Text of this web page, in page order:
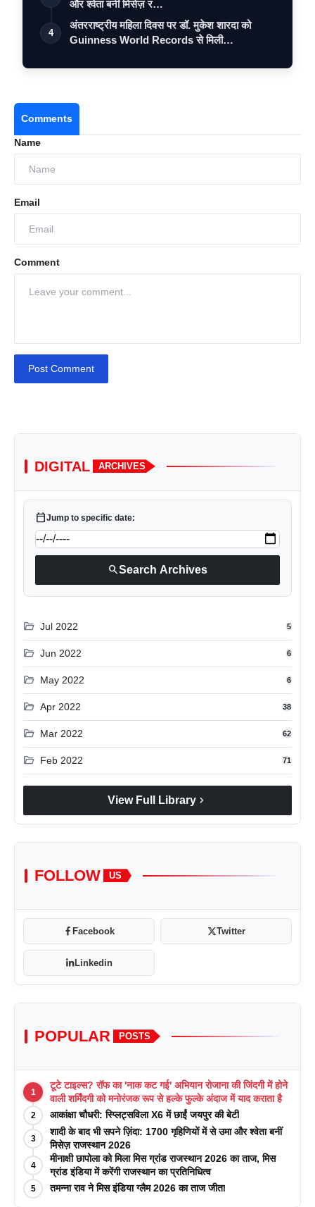
और श्वेता बनीं मिसेज़ र…
4
अंतरराष्ट्रीय महिला दिवस पर डॉ. मुकेश शारदा को
Guinness World Records से मिली…
Comments
Name
Email
Comment
Post Comment
DIGITAL ARCHIVES
calendar_todayJump to specific date:
searchSearch Archives
folder_open Jul 2022 5
folder_open Jun 2022 6
folder_open May 2022 6
folder_open Apr 2022 38
folder_open Mar 2022 62
folder_open Feb 2022 71
View Full Library chevron_right
FOLLOW US
Facebook Twitter
Linkedin
POPULAR POSTS
1
टूटे टाइल्स? रॉफ का 'नाक कट गई' अभियान रोजाना की जिंदगी में होने
वाली शर्मिंदगी को मनोरंजक रूप से हल्के फुल्के अंदाज में याद कराता है
2 आकांक्षा चौधरी: स्प्लिट्सविला X6 में छाईं जयपुर की बेटी
3
शादी के बाद भी सपने ज़िंदा: 1700 गृहिणियों में से उमा और श्वेता बनीं
मिसेज़ राजस्थान 2026
4
मीनाक्षी छापोला को मिला मिस ग्रांड राजस्थान 2026 का ताज, मिस
ग्रांड इंडिया में करेंगी राजस्थान का प्रतिनिधित्व
5 तमन्ना राव ने मिस इंडिया ग्लैम 2026 का ताज जीता